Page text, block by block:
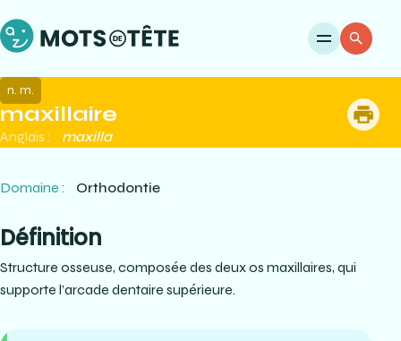
maxillaire
n. m.
Anglais : maxilla
Domaine : Orthodontie
Définition
Structure osseuse, composée des deux os maxillaires, qui
supporte l’arcade dentaire supérieure.